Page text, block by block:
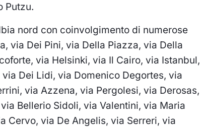
Putzu.
nord con coinvolgimento di numerose
via Dei Pini, via Della Piazza, via Della
via Helsinki, via Il Cairo, via Istanbul,
Dei Lidi, via Domenico Degortes, via
via Azzena, via Pergolesi, via Derosas,
Bellerio Sidoli, via Valentini, via Maria
Cervo, via De Angelis, via Serreri, via